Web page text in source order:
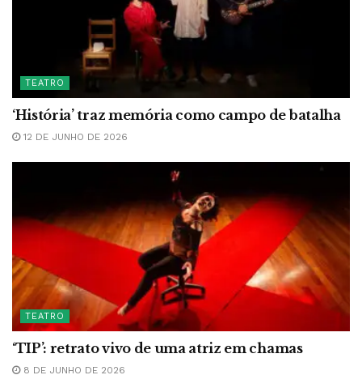
TEATRO
‘História’ traz memória como campo de batalha
12 DE JUNHO DE 2026
TEATRO
‘TIP’: retrato vivo de uma atriz em chamas
8 DE JUNHO DE 2026